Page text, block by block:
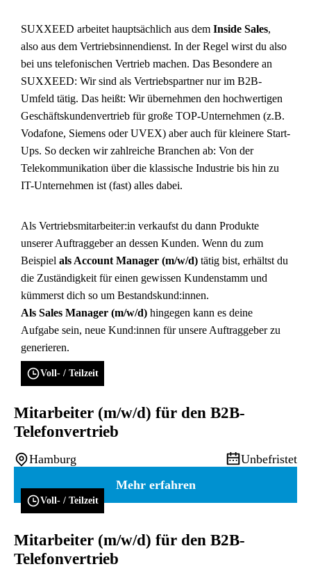
SUXXEED arbeitet hauptsächlich aus dem Inside Sales,
also aus dem Vertriebsinnendienst. In der Regel wirst du also
bei uns telefonischen Vertrieb machen. Das Besondere an
SUXXEED: Wir sind als Vertriebspartner nur im B2B-
Umfeld tätig. Das heißt: Wir übernehmen den hochwertigen
Geschäftskundenvertrieb für große TOP-Unternehmen (z.B.
Vodafone, Siemens oder UVEX) aber auch für kleinere Start-
Ups. So decken wir zahlreiche Branchen ab: Von der
Telekommunikation über die klassische Industrie bis hin zu
IT-Unternehmen ist (fast) alles dabei.
Als Vertriebsmitarbeiter:in verkaufst du dann Produkte
unserer Auftraggeber an dessen Kunden. Wenn du zum
Beispiel als Account Manager (m/w/d) tätig bist, erhältst du
die Zuständigkeit für einen gewissen Kundenstamm und
kümmerst dich so um Bestandskund:innen.
Als Sales Manager (m/w/d) hingegen kann es deine
Aufgabe sein, neue Kund:innen für unsere Auftraggeber zu
generieren.
Voll- / Teilzeit
Mitarbeiter (m/w/d) für den B2B-
Telefonvertrieb
Hamburg
Unbefristet
Mehr erfahren
Voll- / Teilzeit
Mitarbeiter (m/w/d) für den B2B-
Telefonvertrieb